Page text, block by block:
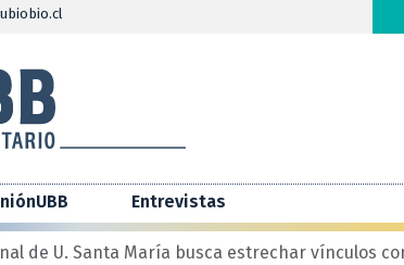
Entrevistas
de U. Santa María busca estrechar vínculos